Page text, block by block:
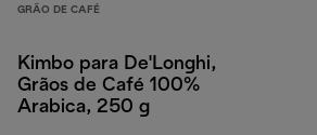
GRÃO DE CAFÉ
Kimbo para De'Longhi,
Grãos de Café 100%
Arabica, 250 g